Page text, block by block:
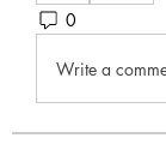
0
Write a